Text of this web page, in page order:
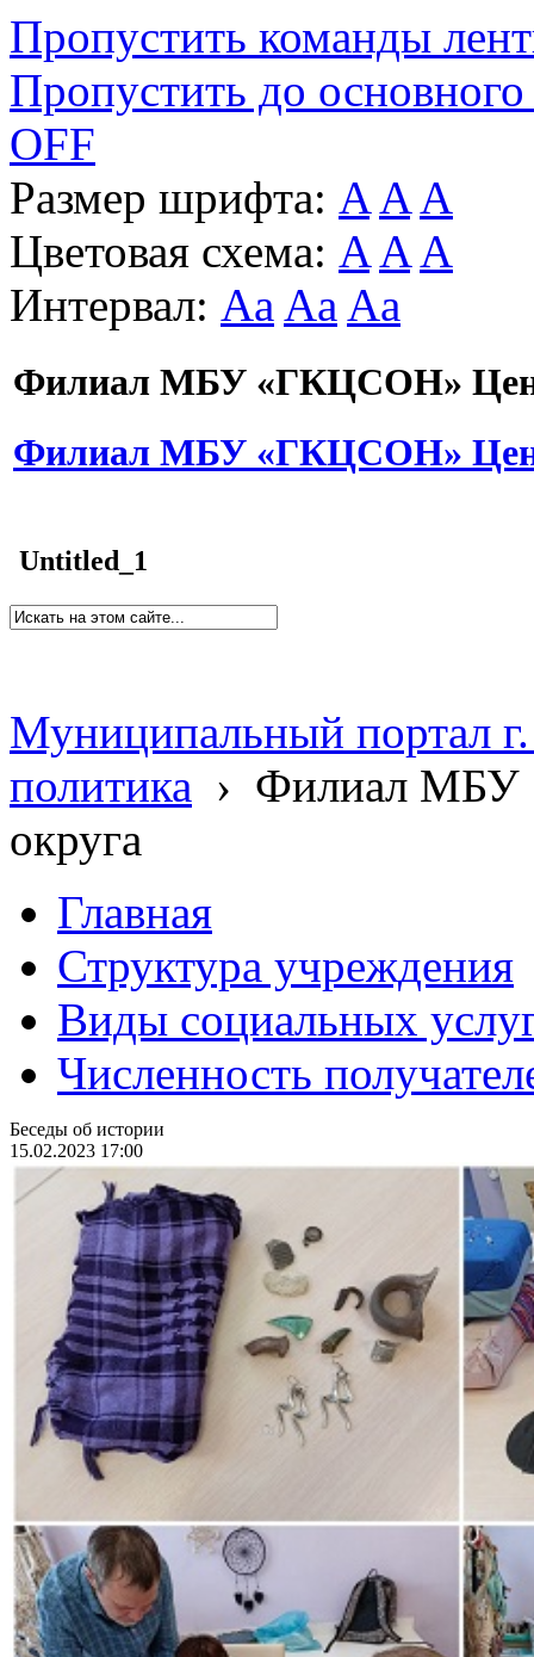
Пропустить команды
Пропустить до основного
OFF
Размер шрифта: A A A
Цветовая схема: A A A
Интервал: Aa Aa Aa
Филиал МБУ «ГКЦСОН»
Филиал МБУ «ГКЦСОН»
Untitled_1
Муниципальный портал
политика › Филиал МБУ
округа
Главная
Структура учреждения
Виды социальных
Численность
Беседы об истории
15.02.2023 17:00